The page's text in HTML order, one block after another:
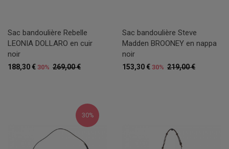
Sac bandoulière Rebelle
LEONIA DOLLARO en cuir
noir
269,00 €
188,30 € 30%
Sac bandoulière Steve
Madden BROONEY en nappa
noir
219,00 €
153,30 € 30%
30%